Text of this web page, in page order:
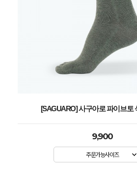
[SAGUARO] 사구아로 파이브토
9,900
주문가능사이즈